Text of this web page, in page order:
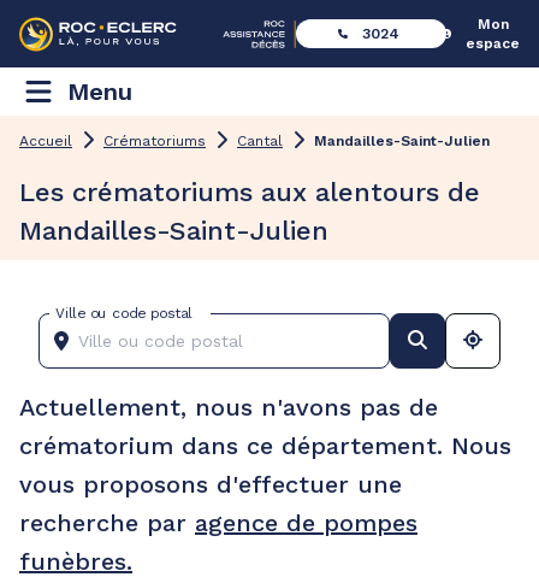
3024
Mon
espace
Menu
Accueil Crématoriums Cantal Mandailles-Saint-Julien
Les crématoriums aux alentours de
Mandailles-Saint-Julien
Ville ou code postal
Actuellement, nous n'avons pas de
crématorium dans ce département. Nous
vous proposons d'effectuer une
recherche par agence de pompes
funèbres.